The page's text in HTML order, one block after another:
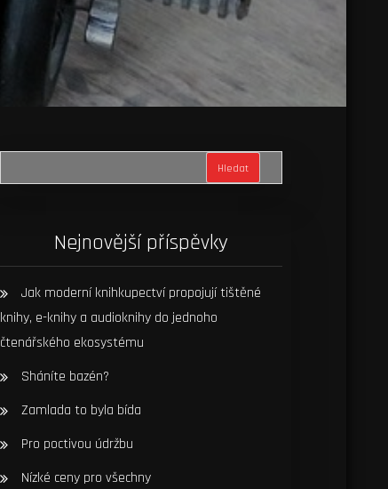
Hledat
Nejnovější příspěvky
Jak moderní knihkupectví propojují tištěné
knihy, e-knihy a audioknihy do jednoho
čtenářského ekosystému
Sháníte bazén?
Zamlada to byla bída
Pro poctivou údržbu
Nízké ceny pro všechny